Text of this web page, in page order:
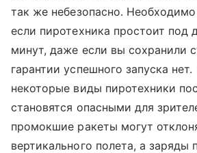
так же небезопасно.
если пиротехника простоит
минут, даже если вы сохранили
гарантии успешного запуска
некоторые виды пиротехники
становятся опасными для
промокшие ракеты могут
вертикального полета, а